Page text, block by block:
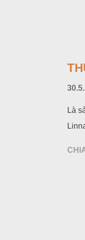
Là